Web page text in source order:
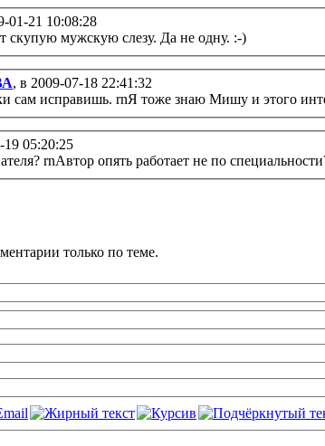
01-21 10:08:28
скупую мужскую слезу. Да не одну. :-)
, в 2009-07-18 22:41:32
сам исправишь. rnЯ тоже знаю Мишу и этого
19 05:20:25
rnАвтор опять работает не по
только по теме.